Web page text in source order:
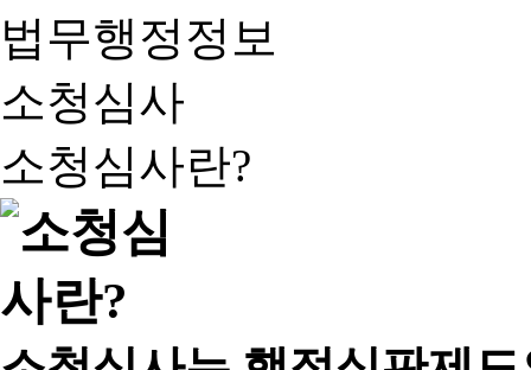
법무행정정보
소청심사
소청심사란?